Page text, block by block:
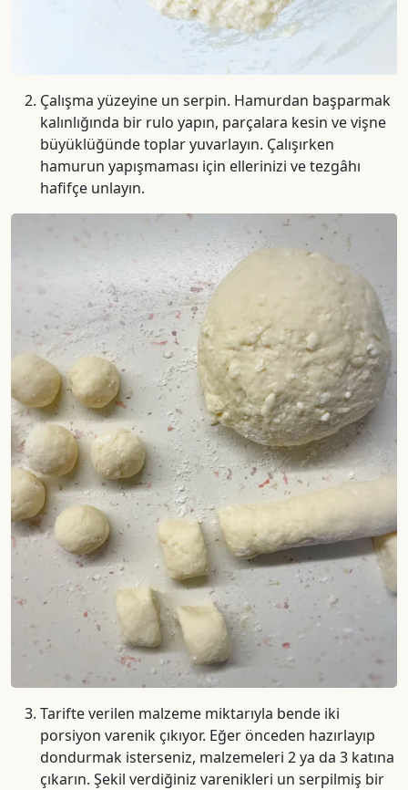
Çalışma yüzeyine un serpin. Hamurdan başparmak
kalınlığında bir rulo yapın, parçalara kesin ve vişne
büyüklüğünde toplar yuvarlayın. Çalışırken
hamurun yapışmaması için ellerinizi ve tezgâhı
hafifçe unlayın.
Tarifte verilen malzeme miktarıyla bende iki
porsiyon varenik çıkıyor. Eğer önceden hazırlayıp
dondurmak isterseniz, malzemeleri 2 ya da 3 katına
çıkarın. Şekil verdiğiniz varenikleri un serpilmiş bir